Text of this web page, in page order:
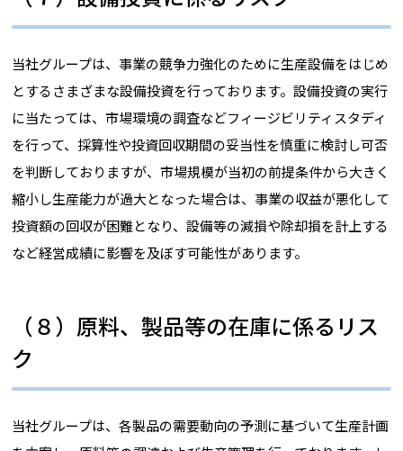
当社グループは、事業の競争力強化のために生産設備をはじめ
とするさまざまな設備投資を行っております。設備投資の実行
に当たっては、市場環境の調査などフィージビリティスタディ
を行って、採算性や投資回収期間の妥当性を慎重に検討し可否
を判断しておりますが、市場規模が当初の前提条件から大きく
縮小し生産能力が過大となった場合は、事業の収益が悪化して
投資額の回収が困難となり、設備等の減損や除却損を計上する
など経営成績に影響を及ぼす可能性があります。
（８）原料、製品等の在庫に係るリス
ク
当社グループは、各製品の需要動向の予測に基づいて生産計画